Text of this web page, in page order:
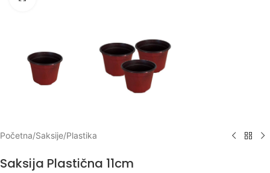
Početna/Saksije/Plastika
Saksija Plastična 11cm